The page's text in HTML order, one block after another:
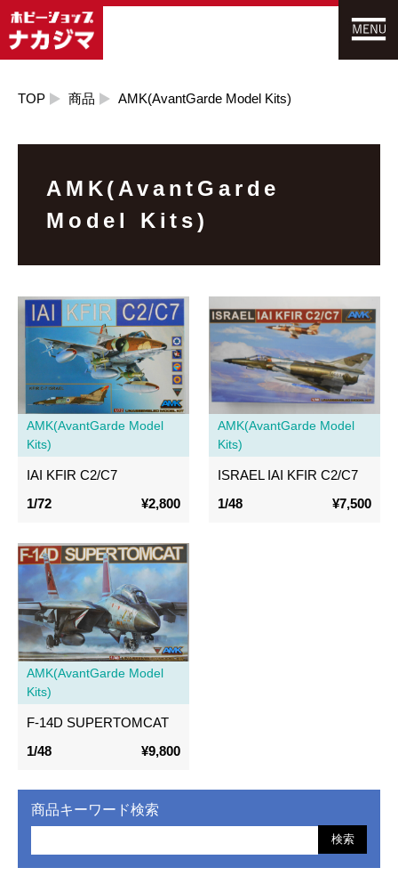
TOP 商品 AMK(AvantGarde Model Kits)
AMK(AvantGarde
Model Kits)
AMK(AvantGarde Model
Kits)
IAI KFIR C2/C7
1/72
¥2,800
AMK(AvantGarde Model
Kits)
ISRAEL IAI KFIR C2/C7
1/48
¥7,500
AMK(AvantGarde Model
Kits)
F-14D SUPERTOMCAT
1/48
¥9,800
商品キーワード検索
検索